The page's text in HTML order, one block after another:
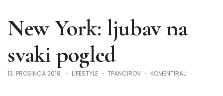
New York: ljubav na
svaki pogled
13. PROSINCA 2018. LIFESTYLE TPANCIROV KOMENTIRAJ